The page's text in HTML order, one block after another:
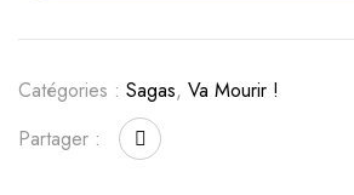
Catégories : Sagas, Va Mourir !
Partager :